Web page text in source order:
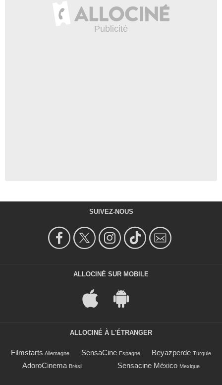
SUIVEZ-NOUS
ALLOCINÉ SUR MOBILE
ALLOCINÉ À L'ÉTRANGER
Filmstarts Allemagne SensaCine Espagne Beyazperde Turquie
AdoroCinema Brésil Sensacine México Mexique